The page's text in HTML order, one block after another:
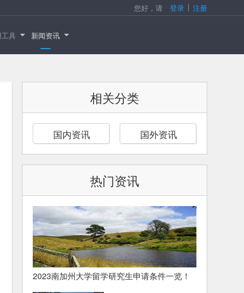
您好，请 登录 注册
具 新闻资讯
相关分类
国内资讯 国外资讯
热门资讯
2023南加州大学留学研究生申请条件一览！